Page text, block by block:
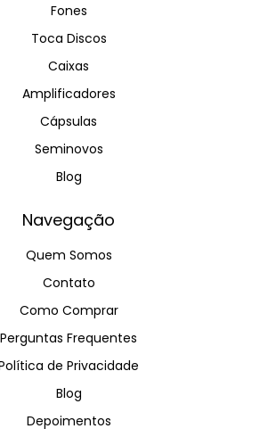
Fones
Toca Discos
Caixas
Amplificadores
Cápsulas
Seminovos
Blog
Navegação
Quem Somos
Contato
Como Comprar
Perguntas Frequentes
de Privacidade
Blog
Depoimentos